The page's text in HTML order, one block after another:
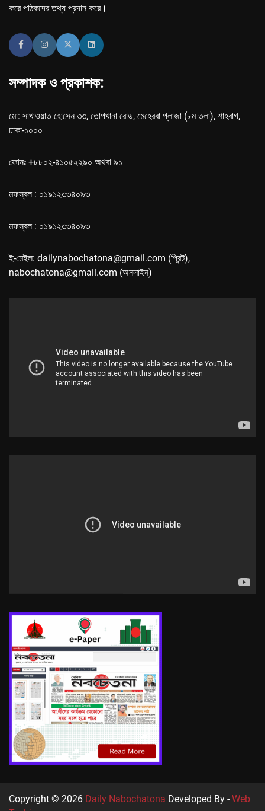
করে পাঠকদের তথ্য প্রদান করে।
সম্পাদক ও প্রকাশক:
মো: সাখাওয়াত হোসেন ৩৩, তোপখানা রোড, মেহেরবা প্লাজা (৮ম তলা), শাহবাগ,
ঢাকা-১০০০
ফোনঃ +৮৮০২-৪১০৫২২৯০ অথবা ৯১
মফস্বল : ০১৯১২৩৩৪০৯৩
মফস্বল : ০১৯১২৩৩৪০৯৩
ই-মেইল: dailynabochatona@gmail.com (প্রিন্ট),
nabochatona@gmail.com (অনলাইন)
Copyright © 2026 Daily Nabochatona Developed By -Web